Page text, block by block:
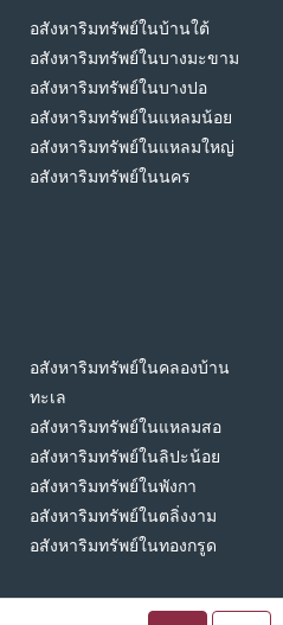
อสังหาริมทรัพย์ในบ้านใต้
อสังหาริมทรัพย์ในบางมะขาม
อสังหาริมทรัพย์ในบางปอ
อสังหาริมทรัพย์ในแหลมน้อย
อสังหาริมทรัพย์ในแหลมใหญ่
อสังหาริมทรัพย์ในนคร
อสังหาริมทรัพย์ในคลองบ้าน
ทะเล
อสังหาริมทรัพย์ในแหลมสอ
อสังหาริมทรัพย์ในลิปะน้อย
อสังหาริมทรัพย์ในพังกา
อสังหาริมทรัพย์ในตลิ่งงาม
อสังหาริมทรัพย์ในทองกรูด